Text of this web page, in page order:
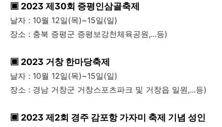
▣ 2023 제30회 증평인삼골축제
날자 : 10월 12일(목)~15일(일)
장소 : 충북 증평군 증평보강천체육공원,...등)
▣ 2023 거창 한마당축제
날자 : 10월 12일(목)~15일(일)
장소 : 경남 거창군 거창스포츠파크 및 거창읍 일원,...등)
▣ 2023 제2회 경주 감포항 가자미 축제 기념 성인